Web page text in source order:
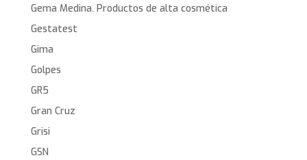
Gema Medina. Productos de alta cosmética
Gestatest
Gima
Golpes
GR5
Gran Cruz
Grisi
GSN